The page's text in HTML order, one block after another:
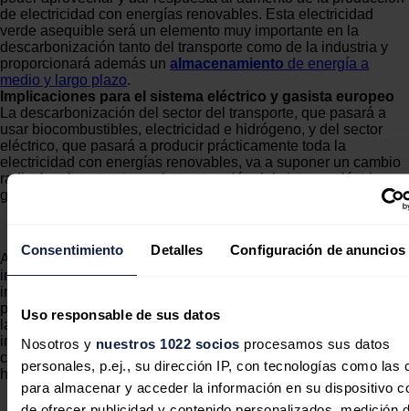
Consentimiento Detalles Configuración de anuncios
Uso responsable de sus datos
Nosotros y nuestros 1022 socios procesamos sus datos
personales, p.ej., su dirección IP, con tecnologías como las
para almacenar y acceder la información en su dispositivo
de electricidad con energías renovables. Esta electricidad
verde asequible será un elemento muy importante en la
descarbonización tanto del transporte como de la industria y
proporcionará además un almacenamiento de energía a
medio y largo plazo.
Implicaciones para el sistema eléctrico y gasista europeo
La descarbonización del sector del transporte, que pasará a
usar biocombustibles, electricidad e hidrógeno, y del sector
eléctrico, que pasará a producir prácticamente toda la
electricidad con energías renovables, va a suponer un cambio
radical en la estructura y la concepción del sistema eléctrico y
gasista en Europa.
Actualmente, el sistema energético europeo es claramente
importador. Simplificando, se importa carbón y gas para la
industria y la generación de electricidad y se importa petróleo
para el transporte. Con la descarbonización del transporte y de
la generación de electricidad, y la electrificación masiva de
industria y hogares, Europa podría dejar de importar
combustibles fósiles y pasar a ser exportador de electricidad e
hidrógeno verde.